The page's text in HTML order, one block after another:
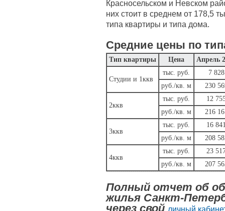
Красносельском и Невском
них стоит в среднем от 178,5
типа квартиры и типа дома.
Средние цены по
Тип квартиры Цена Апрель
Студии и 1ккв
тыс. руб.
7 828
руб./кв. м
230
2ккв
тыс. руб.
12
руб./кв. м
216
3ккв
тыс. руб.
16
руб./кв. м
208
4ккв
тыс. руб.
23
руб./кв. м
207
Полный отчет об
жилья Санкт-
через свой личный